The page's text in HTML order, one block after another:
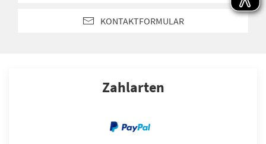
KONTAKTFORMULAR
Zahlarten